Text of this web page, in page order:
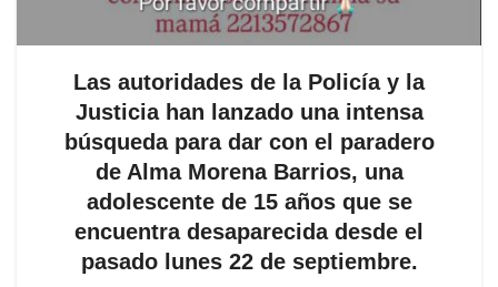
Las autoridades de la Policía y la
Justicia han lanzado una intensa
búsqueda para dar con el paradero
de Alma Morena Barrios, una
adolescente de 15 años que se
encuentra desaparecida desde el
pasado lunes 22 de septiembre.